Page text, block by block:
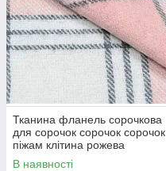
Тканина фланель сорочкова
для сорочок сорочок сорочок
піжам клітина рожева
В наявності